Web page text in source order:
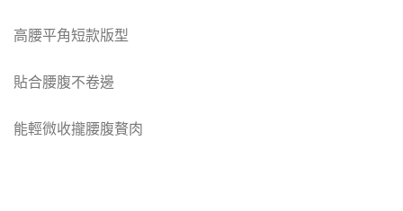
高腰平角短款版型
貼合腰腹不卷邊
能輕微收攏腰腹贅肉